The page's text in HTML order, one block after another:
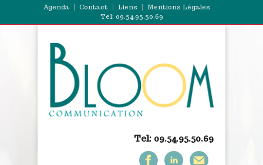
Agenda Contact Liens
Mentions Légales
Tel: 09.54.95.50.69
Tel: 09.54.95.50.69